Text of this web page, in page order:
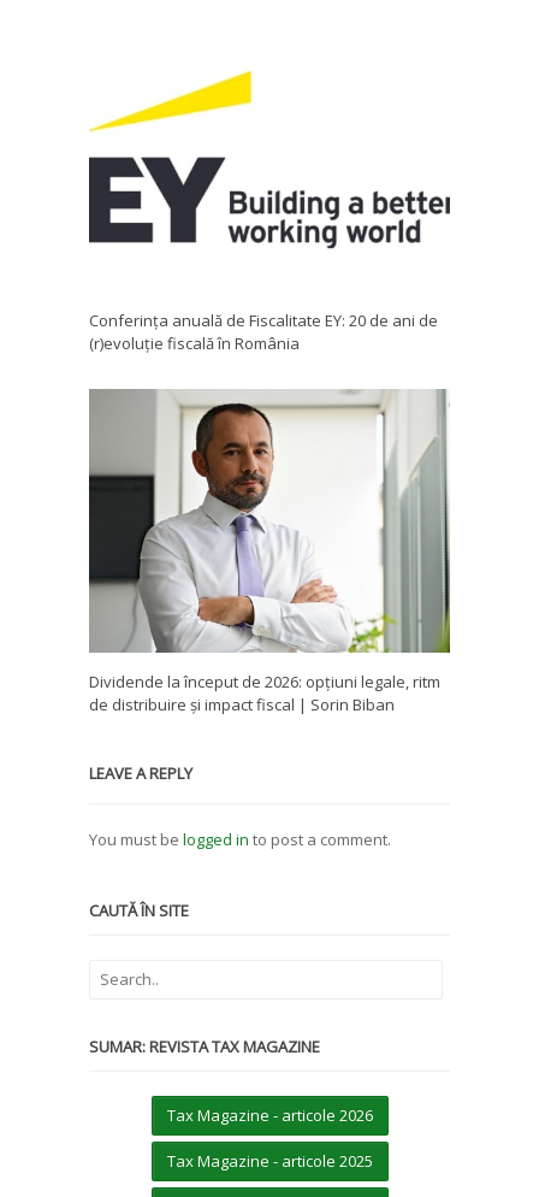
Conferința anuală de Fiscalitate EY: 20 de ani de
(r)evoluție fiscală în România
Dividende la început de 2026: opțiuni legale, ritm
de distribuire și impact fiscal | Sorin Biban
LEAVE A REPLY
You must be logged in to post a comment.
CAUTĂ ÎN SITE
SUMAR: REVISTA TAX MAGAZINE
Tax Magazine - articole 2026
Tax Magazine - articole 2025